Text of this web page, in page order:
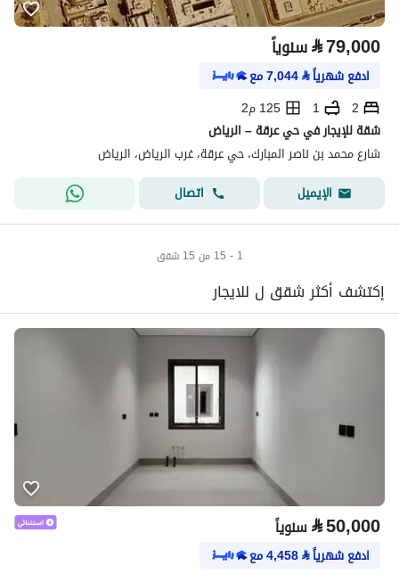
⃁79,000 سنوياً
ادفع شهرياً⃁
7,044مع
2
1
125 م2
شقة للإيجار في حي عرقة – الرياض
شارع محمد بن ناصر المبارك، حي عرقة، غرب الرياض، الرياض
الإيميل
اتصال
1 - 15 من 15 شقق
إكتشف أكثر شقق ل للايجار
⃁50,000 سنوياً
ادفع شهرياً⃁
4,458مع